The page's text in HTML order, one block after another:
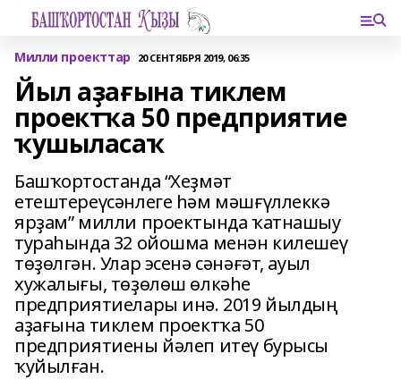
Милли проекттар 20 СЕНТЯБРЯ 2019, 06:35
Йыл аҙағына тиклем
проектҡа 50 предприятие
ҡушыласаҡ
Башҡортостанда “Хеҙмәт
етештереүсәнлеге һәм мәшғүллеккә
ярҙам” милли проектында ҡатнашыу
тураһында 32 ойошма менән килешеү
төҙөлгән. Улар эсенә сәнәғәт, ауыл
хужалығы, төҙөлөш өлкәһе
предприятиелары инә. 2019 йылдың
аҙағына тиклем проектҡа 50
предприятиены йәлеп итеү бурысы
ҡуйылған.